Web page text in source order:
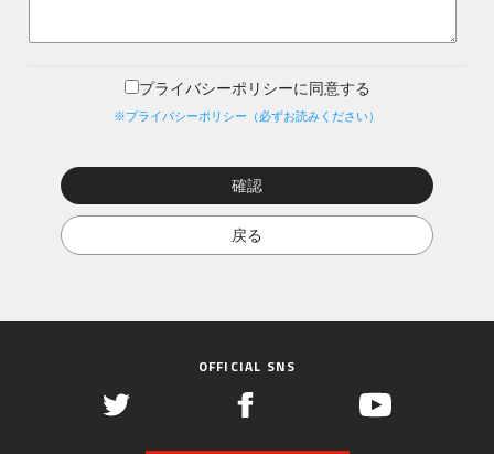
プライバシーポリシーに同意する
※プライバシーポリシー（必ずお読みください）
OFFICIAL SNS